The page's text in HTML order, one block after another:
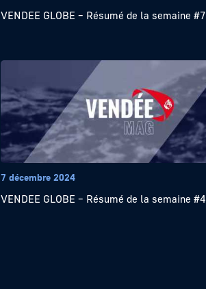
VENDEE GLOBE – Résumé de la semaine #7
7 décembre 2024
VENDEE GLOBE – Résumé de la semaine #4